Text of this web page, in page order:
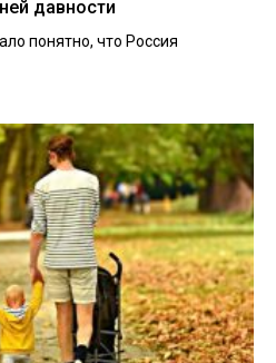
давности
понятно, что Россия